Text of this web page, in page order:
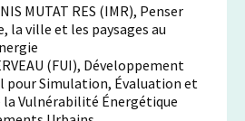
MUTAT RES (IMR), Penser
la ville et les paysages au
(FUI), Développement
pour Simulation, Évaluation et
la Vulnérabilité Énergétique